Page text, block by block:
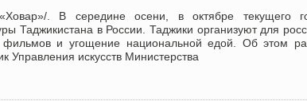
. В середине осени, в октябре текущего
Таджикистана в России. Таджики организуют для
фильмов и угощение национальной едой. Об этом
искусств Министерства